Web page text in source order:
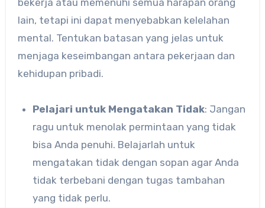
lain, tetapi ini dapat menyebabkan kelelahan
mental. Tentukan batasan yang jelas untuk
menjaga keseimbangan antara pekerjaan dan
kehidupan pribadi.
Pelajari untuk Mengatakan Tidak: Jangan
ragu untuk menolak permintaan yang tidak
bisa Anda penuhi. Belajarlah untuk
mengatakan tidak dengan sopan agar Anda
tidak terbebani dengan tugas tambahan
yang tidak perlu.